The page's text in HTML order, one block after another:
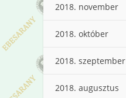
2018. november
2018. október
2018. szeptember
2018. augusztus